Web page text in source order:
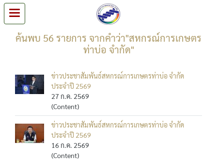
ค้นพบ 56 รายการ จากคำว่า"สหกรณ์การเกษตร
ท่าบ่อ จำกัด"
ข่าวประชาสัมพันธ์สหกรณ์การเกษตรท่าบ่อ จำกัด
ประจำปี 2569
27 ก.ค. 2569
(Content)
ข่าวประชาสัมพันธ์สหกรณ์การเกษตรท่าบ่อ จำกัด
ประจำปี 2569
16 ก.ค. 2569
(Content)